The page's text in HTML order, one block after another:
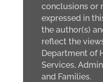
conclusions or
expressed in
the author(s)
reflect the
Department of
Services,
and Families.